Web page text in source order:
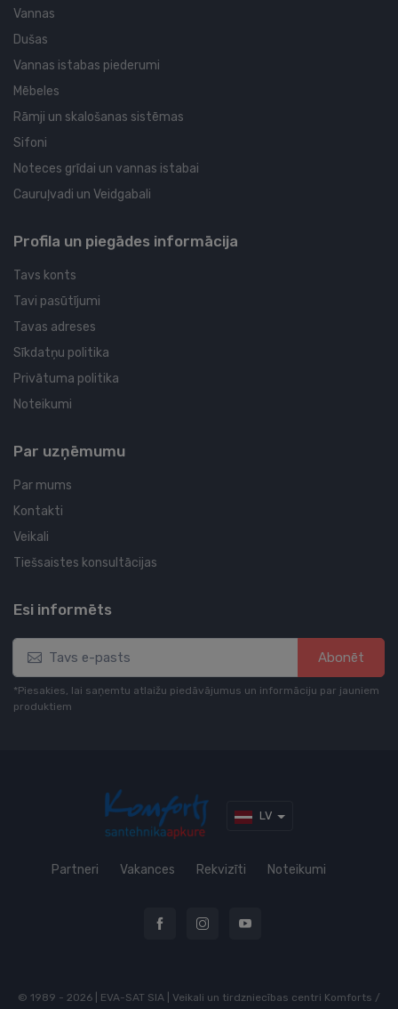
Vannas
Dušas
Vannas istabas piederumi
Mēbeles
Rāmji un skalošanas sistēmas
Sifoni
Noteces grīdai un vannas istabai
Cauruļvadi un Veidgabali
Profila un piegādes informācija
Tavs konts
Tavi pasūtījumi
Tavas adreses
Sīkdatņu politika
Privātuma politika
Noteikumi
Par uzņēmumu
Par mums
Kontakti
Veikali
Tiešsaistes konsultācijas
Esi informēts
Abonēt
*Piesakies, lai saņemtu atlaižu piedāvājumus un informāciju par jauniem
produktiem
LV
Partneri Vakances Rekvizīti Noteikumi
© 1989 - 2026 | EVA-SAT SIA | Veikali un tirdzniecības centri Komforts /